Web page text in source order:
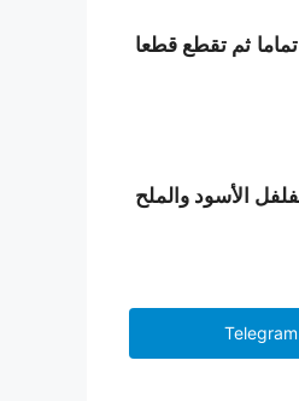
ثم تقطع قطعا
الأسود والملح
Telegram